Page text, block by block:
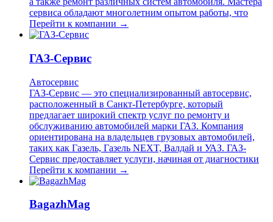
сервиса обладают многолетним опытом работы, что
Перейти к компании →
ГАЗ-Сервис
Автосервис
ГАЗ-Сервис — это специализированный автосервис,
расположенный в Санкт-Петербурге, который
предлагает широкий спектр услуг по ремонту и
обслуживанию автомобилей марки ГАЗ. Компания
ориентирована на владельцев грузовых автомобилей,
таких как Газель, Газель NEXT, Валдай и УАЗ. ГАЗ-
Сервис предоставляет услуги, начиная от диагностики
Перейти к компании →
BagazhMag